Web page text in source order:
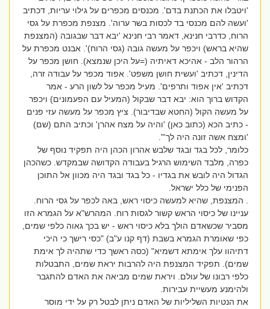
'ויטבלו את הכתנת בדם'. מכנסים מכפרים על גילוי עריות, דכתיב
'ועשה להם מכנסי בד לכסות בשר ערוה'. מצנפת מכפרת על גסי
הרוח, כדרבי חנינא, דאמר רבי חנינא 'יבא דבר שבגובה (המצנפת
שהיא בראש) ויכפר על מעשה גובה (גסי הרוח)'. אבנט מכפרת על
הרהור הלב - אהיכא דאיתיה (=על היכן שנמצא). חושן מכפר על
הדינין, דכתיב 'ועשית חושן משפט'. אפוד מכפר על עבודה זרה,
דכתיב 'אין אפוד ותרפים'. מעיל מכפר על לשון הרע - אמר
הקדוש ברוך הוא: יבא דבר שבקול (המעיל עם הפעמונים) ויכפר
על מעשה הקול (החטא שבדיבור). ציץ מכפר על מעשה עזי פנים
- כתיב הכא (כתוב כאן) 'והיה על מצח אהרן' וכתיב התם (שם)
'ומצח אשה זונה היה לך'".
כלומר, לכל בגד ובגד שלבש אהרון הכהן היה תפקיד נוסף של
כפרה, מלבד השימוש הרגיל בעבודה הקדושה שבמקדש. כשהכהן
הגדול היה לובש את בגדיו - כל בגד ובגד היה מכוון אל התוכן
הפנימי של כלל ישראל.
. המצנפת, שהיא למעשה כיסוי ראש, באה לכפר על גסי הרוח.
עניינו של כיסוי הראש קשור לגסות רוח. המהרש"א על הגמרא הזו
מסביר שכשאדם הולך בלא כיסוי ראש - יש בכך גאוה כלפי שמים,
כפי שאומרת הגמרא בשבת (דף קנו ע"ב) "כסי רישך כי היכי
דתיהוו עלך אימתא דשמיא" (כסה ראשך כדי שתהיה לך אימת
שמים). תפקיד המצנפת היה להרבות יראת שמים, התבטלות
כלפי רבונו של עולם. ויראת שמים מביאה את האדם להתגבר
ולהימנע מעשיית עבירות.
את הנטיות השליליות של האדם ניתן לבטל רק על ידי מוסר